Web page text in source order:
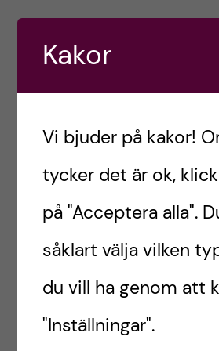
0
G
i
l
l
Gilla0g
i
l
l
a
i
l
Tidigare inlägg
Highlights från min tid
som bloggare
Kakor
Vi bjuder på kakor!
tycker det är ok,
på "Acceptera alla".
såklart välja vilken
du vill ha genom att
"Inställningar".